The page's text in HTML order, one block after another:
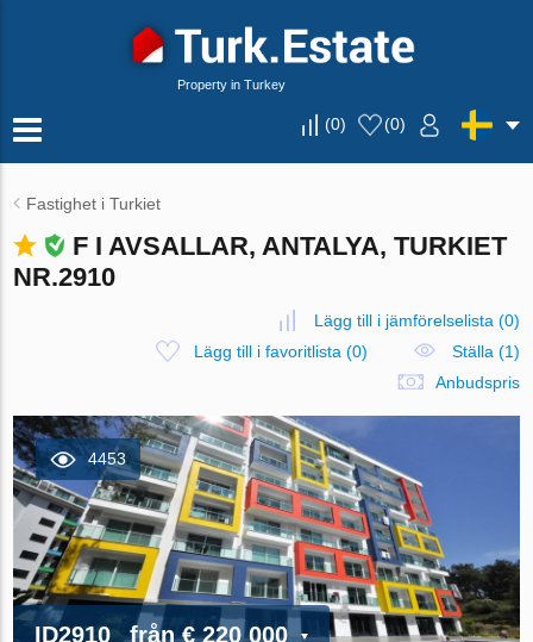
Property in Turkey
(0) (0)
Fastighet i Turkiet
F I AVSALLAR, ANTALYA, TURKIET
NR.2910
Lägg till i jämförelselista (0)
Lägg till i favoritlista (0)
Ställa (1)
Anbudspris
4453
ID2910 från€ 220 000